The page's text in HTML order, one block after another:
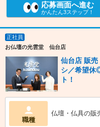
応募画面へ進む
かんたん3ステップ！
正社員
お仏壇の光雲堂 仙台店
仙台店 販
シ／希望休
ト！
職種
仏壇・仏具の販